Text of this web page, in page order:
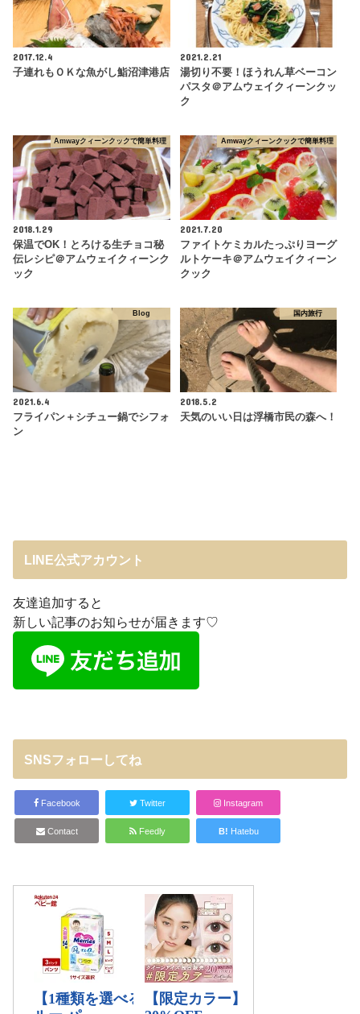
2017.12.4
子連れもＯＫな魚がし鮨沼津港店
2021.2.21
湯切り不要！ほうれん草ベーコン
パスタ＠アムウェイクィーンクッ
ク
Amwayクィーンクックで簡単料理
2018.1.29
保温でOK！とろける生チョコ秘
伝レシピ＠アムウェイクィーンク
ック
Amwayクィーンクックで簡単料理
2021.7.20
ファイトケミカルたっぷりヨーグ
ルトケーキ＠アムウェイクィーン
クック
Blog
2021.6.4
フライパン＋シチュー鍋でシフォ
ン
国内旅行
2018.5.2
天気のいい日は浮橋市民の森へ！
LINE公式アカウント
友達追加すると
新しい記事のお知らせが届きます♡
SNSフォローしてね
Facebook Twitter Instagram
Contact Feedly B! Hatebu